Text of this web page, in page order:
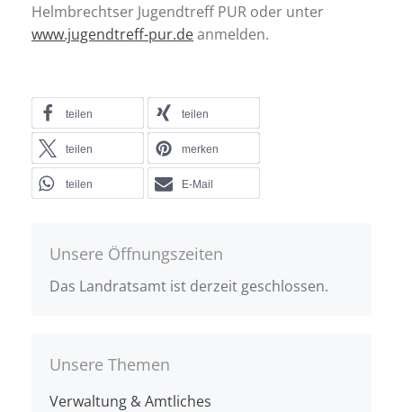
Helmbrechtser Jugendtreff PUR oder unter
www.jugendtreff-pur.deanmelden.
teilen teilen
teilen merken
teilen E-Mail
Unsere Öffnungszeiten
Das Landratsamt ist derzeit geschlossen.
Unsere Themen
Verwaltung & Amtliches